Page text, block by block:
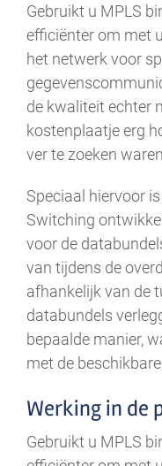
Gebruikt u MPLS
efficiënter om met
het netwerk voor
de kwaliteit echter
kostenplaatje erg
ver te zoeken
Speciaal hiervoor
Switching
voor de
van tijdens de
afhankelijk van de
databundels
bepaalde manier,
met de
Werking in de
Gebruikt u MPLS